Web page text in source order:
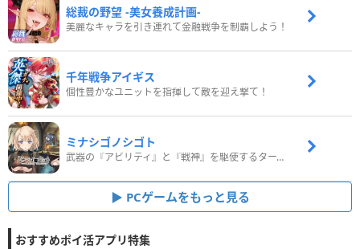
総裁の野望 -美女養成計画-
美麗なキャラを引き連れて金融戦争を制覇しよう！
千年戦争アイギス
個性豊かなユニットを指揮して敵を迎え撃て！
ミナシゴノシゴト
武器の『アビリティ』と『戦神』を駆使するターン制コマンドバトルRPG！
PCゲームをもっと見る
おすすめポイ活アプリ特集